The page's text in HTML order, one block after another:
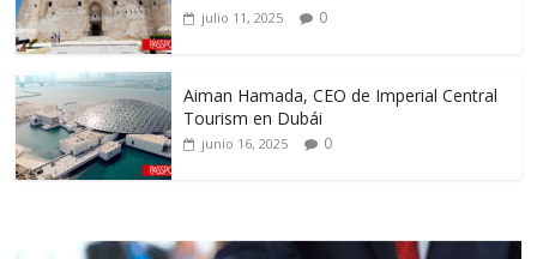
julio 11, 2025 0
Aiman Hamada, CEO de Imperial Central
Tourism en Dubái
junio 16, 2025 0